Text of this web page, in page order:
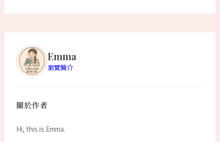
Emma
瀏覽簡介
關於作者
Hi, this is Emma.